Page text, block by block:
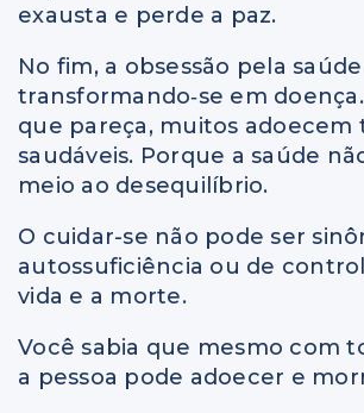
exausta e perde a paz.
No fim, a obsessão pela
transformando‑se em
que pareça, muitos adoecem
saudáveis. Porque a saúde
meio ao desequilíbrio.
O cuidar-se não pode ser
autossuficiência ou de
vida e a morte.
Você sabia que mesmo com
a pessoa pode adoecer e